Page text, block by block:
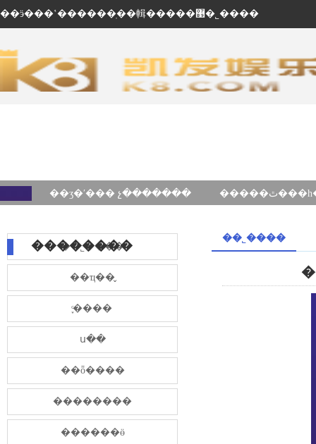
��ӭ���ʽ������ֽ��輯�����޹�˾����
��ʒ�ʹ��� չ�������
��������
��˾����
��ҵ��̬
֪ͨ����
ս��
��ȫ����
��������
������ӫ
��˾����